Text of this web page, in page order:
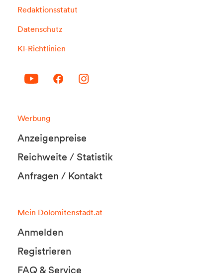
Redaktionsstatut
Datenschutz
KI-Richtlinien
Werbung
Anzeigenpreise
Reichweite / Statistik
Anfragen / Kontakt
Mein Dolomitenstadt.at
Anmelden
Registrieren
FAQ & Service